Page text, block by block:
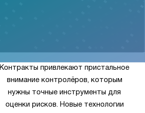
Контракты привлекают пристальное
внимание контролёров, которым
нужны точные инструменты для
оценки рисков. Новые технологии